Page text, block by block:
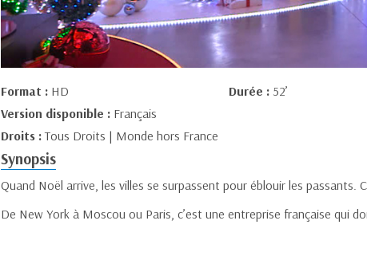
Format : HD Durée : 52’
Version disponible : Français
Droits :Tous Droits | Monde hors France
Synopsis
Quand Noël arrive, les villes se surpassent pour éblouir les passants.
De New York à Moscou ou Paris, c’est une entreprise française qui